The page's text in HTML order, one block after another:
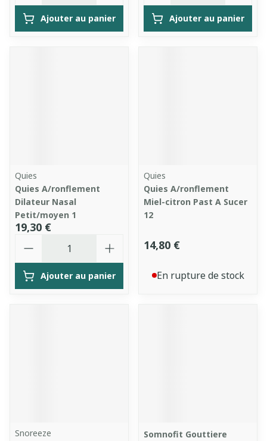
Ajouter au panier Ajouter au panier
Quies
Quies A/ronflement
Dilateur Nasal
Petit/moyen 1
19,30 €
Ajouter au panier
Quies
Quies A/ronflement
Miel-citron Past A Sucer
12
14,80 €
En rupture de stock
Snoreeze
Somnofit Gouttiere